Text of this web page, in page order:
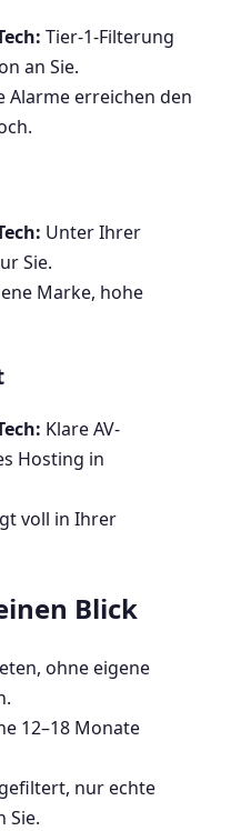
Tier-1-Filterung
an Sie.
Alarme erreichen den
Unter Ihrer
Sie.
Marke, hohe
Klare AV-
Hosting in
voll in Ihrer
Blick
ohne eigene
12–18 Monate
nur echte
Sie.